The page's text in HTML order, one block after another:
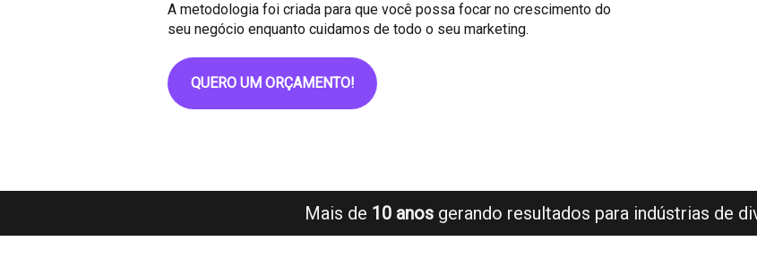
A metodologia foi criada para que você possa focar no crescimento do
seu negócio enquanto cuidamos de todo o seu marketing.
QUERO UM ORÇAMENTO!
Mais de 10 anos gerando resultados para indústrias de